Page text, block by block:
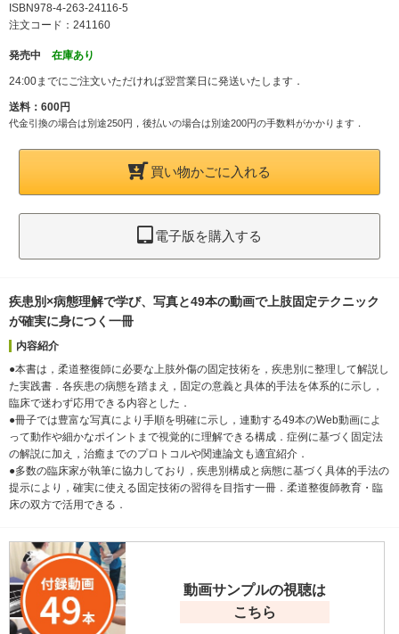
ISBN978-4-263-24116-5
注文コード：241160
発売中 在庫あり
24:00までにご注文いただければ翌営業日に発送いたします．
送料：600円
代金引換の場合は別途250円，後払いの場合は別途200円の手数料がかかります．
買い物かごに入れる
電子版を購入する
疾患別×病態理解で学び、写真と49本の動画で上肢固定テクニック
が確実に身につく一冊
内容紹介
●本書は，柔道整復師に必要な上肢外傷の固定技術を，疾患別に整理して解説し
た実践書．各疾患の病態を踏まえ，固定の意義と具体的手法を体系的に示し，
臨床で迷わず応用できる内容とした．
●冊子では豊富な写真により手順を明確に示し，連動する49本のWeb動画によ
って動作や細かなポイントまで視覚的に理解できる構成．症例に基づく固定法
の解説に加え，治癒までのプロトコルや関連論文も適宜紹介．
●多数の臨床家が執筆に協力しており，疾患別構成と病態に基づく具体的手法の
提示により，確実に使える固定技術の習得を目指す一冊．柔道整復師教育・臨
床の双方で活用できる．
動画サンプルの視聴は
こちら